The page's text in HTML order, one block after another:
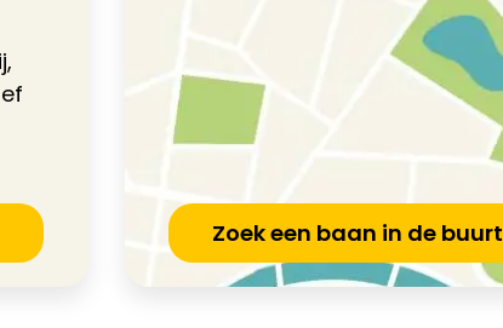
Zoek een baan in de buurt